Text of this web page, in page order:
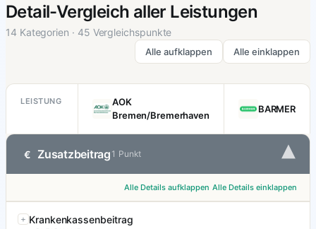
Detail-Vergleich aller Leistungen
14 Kategorien · 45 Vergleichspunkte
Alle aufklappen Alle einklappen
LEISTUNG
AOK
Bremen/Bremerhaven
BARMER
€ Zusatzbeitrag 1 Punkt ▾
Alle Details aufklappen Alle Details einklappen
Krankenkassenbeitrag